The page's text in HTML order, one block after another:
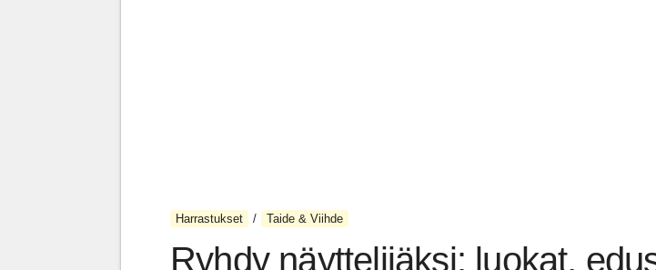
Harrastukset Taide & Viihde
Ryhdy näyttelijäksi: luokat,